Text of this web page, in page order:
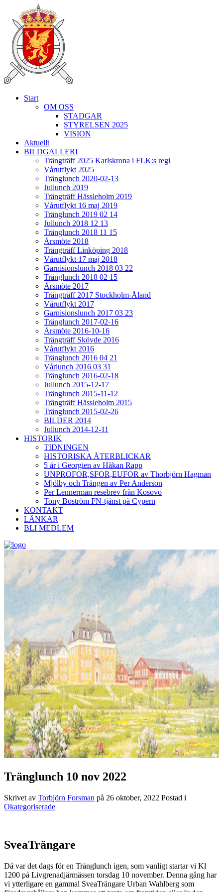
Start
OM OSS
STADGAR
STYRELSEN 2025
VISION
Aktuellt
BILDGALLERI
Trängträff 2025 Karlskrona i FLK:s regi
Vårutflykt 2025
Tränglunch 2020-02-13
Jullunch 2019
Trängträff Hässleholm 2019
Vårutflykt 16 maj 2019
Tränglunch 2019 02 14
Jullunch 2018 12 13
Tränglunch 2018 11 15
Årsmöte 2018
Trängträff Linköping 2018
Vårutflykt 17 maj 2018
Garnisionslunch 2018 03 22
Tränglunch 2018 02 15
Årsmöte 2017
Trängträff 2017 Stockholm-Åland
Vårutflykt 2017
Garnisionslunch 2017 03 23
Tränglunch 2017-02-16
Årsmöte 2016-10-16
Trängträff Skövde 2016
Vårutflykt 2016
Tränglunch 2016 04 21
Vårlunch 2016 03 31
Tränglunch 2016-02-18
Jullunch 2015-12-17
Tränglunch 2015-11-12
Trängträff Hässleholm 2015
Tränglunch 2015-02-26
BILDER 2014
Jullunch 2014-12-11
HISTORIK
TIDNINGEN
HISTORISKA ÅTERBLICKAR
5 år i Georgien av Håkan Rapp
UNPROFOR,SFOR,EUFOR av Thorbjörn Hagman
Mjölby och Trängen av Per Anderson
Per Lennerman resebrev från Kosovo
Tony Boström FN-tjänst på Cypern
KONTAKT
LÄNKAR
BLI MEDLEM
Tränglunch 10 nov 2022
Skrivet av Torbjörn Forsman på 26 oktober, 2022 Postad i
Okategoriserade
SveaTrängare
Då var det dags för en Tränglunch igen, som vanligt startar vi Kl
1200 på Livgrenadjärmässen torsdag 10 november. Denna gång har
vi ytterligare en gammal SveaTrängare Urban Wahlberg som